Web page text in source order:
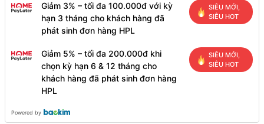
Giảm 3% – tối đa 100.000đ với kỳ
hạn 3 tháng cho khách hàng đã
phát sinh đơn hàng HPL
SIÊU MỚI,
SIÊU HOT
Giảm 5% – tối đa 200.000đ khi
chọn kỳ hạn 6 & 12 tháng cho
khách hàng đã phát sinh đơn hàng
HPL
SIÊU MỚI,
SIÊU HOT
Powered by